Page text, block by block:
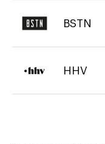
BSTN
HHV